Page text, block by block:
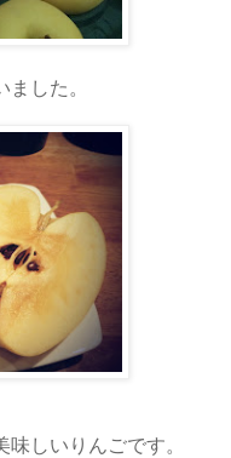
した。
しいりんごです。